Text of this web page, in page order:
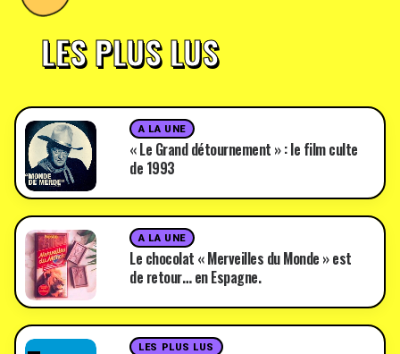
LES PLUS LUS
A LA UNE
« Le Grand détournement » : le film culte
de 1993
A LA UNE
Le chocolat « Merveilles du Monde » est
de retour… en Espagne.
LES PLUS LUS